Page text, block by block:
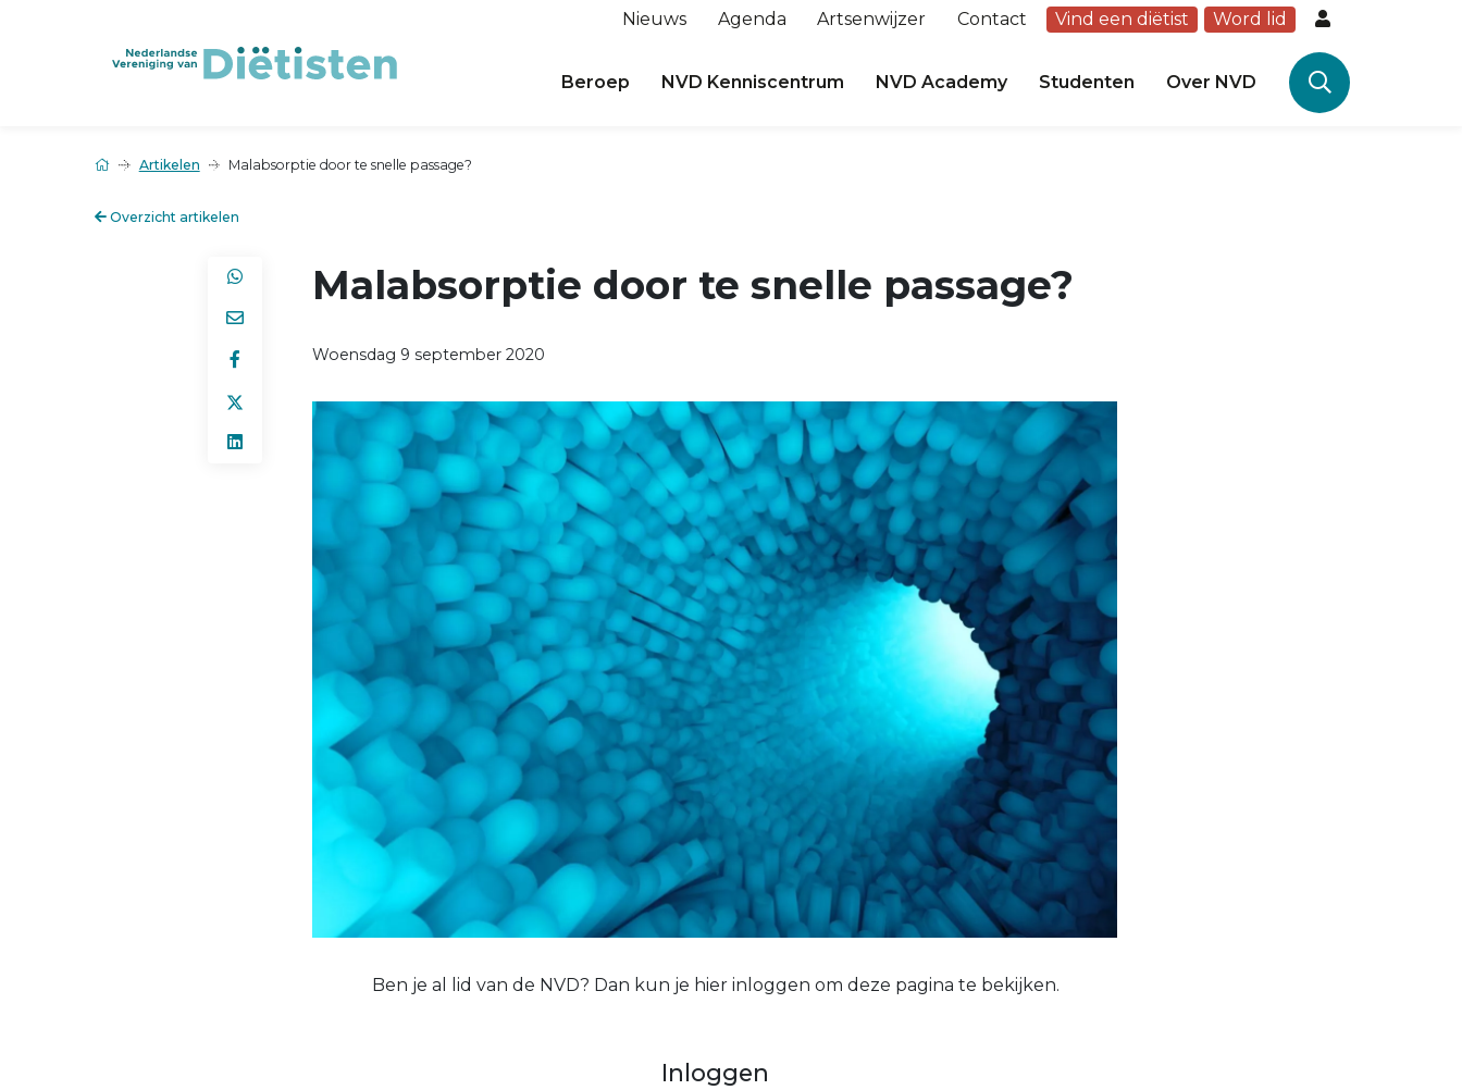
Nieuws Agenda Artsenwijzer Contact Vind een diëtist Word lid
Beroep NVD Kenniscentrum NVD Academy Studenten Over NVD
Artikelen Malabsorptie door te snelle passage?
Overzicht artikelen
Malabsorptie door te snelle passage?
Woensdag 9 september 2020
Ben je al lid van de NVD? Dan kun je hier inloggen om deze pagina te bekijken.
Inloggen